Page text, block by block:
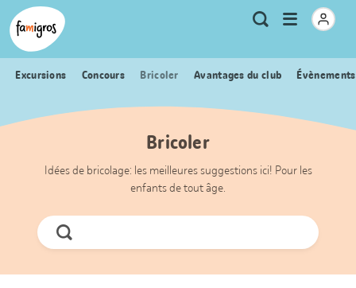
Signets
de
navigation
Header
Logo Métanavigation
RechercheOuvrir
Excursions Concours Bricoler Avantages du club
Bricoler
Idées de bricolage: les meilleures suggestions ici! Pour les
enfants de tout âge.
Chercher